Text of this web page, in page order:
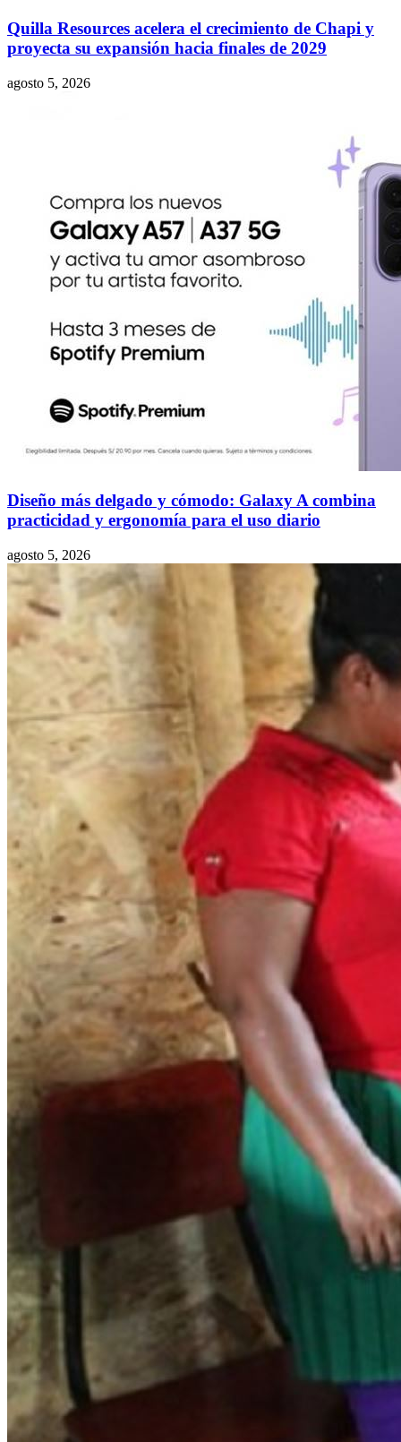
Quilla Resources acelera el crecimiento de Chapi y
proyecta su expansión hacia finales de 2029
agosto 5, 2026
Diseño más delgado y cómodo: Galaxy A combina
practicidad y ergonomía para el uso diario
agosto 5, 2026